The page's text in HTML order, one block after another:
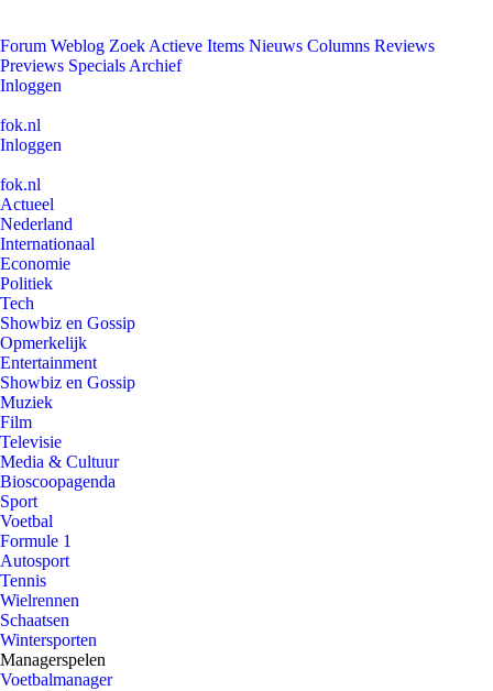
Forum Weblog Zoek Actieve Items Nieuws Columns Reviews
Previews Specials Archief
Inloggen
fok.nl
Inloggen
fok.nl
Actueel
Nederland
Internationaal
Economie
Politiek
Tech
Showbiz en Gossip
Opmerkelijk
Entertainment
Showbiz en Gossip
Muziek
Film
Televisie
Media & Cultuur
Bioscoopagenda
Sport
Voetbal
Formule 1
Autosport
Tennis
Wielrennen
Schaatsen
Wintersporten
Managerspelen
Voetbalmanager